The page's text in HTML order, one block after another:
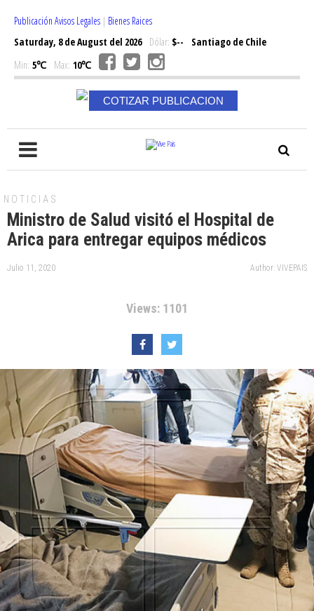
Publicación Avisos Legales | Bienes Raices
Saturday, 8 de August del 2026Dólar: $--
Santiago de Chile
Min: 5℃ Max: 10℃
COTIZAR PUBLICACION
NOTICIAS
Ministro de Salud visitó el Hospital de
Arica para entregar equipos médicos
Julio 11, 2020 Author: VIVEPAIS
Views: 1101